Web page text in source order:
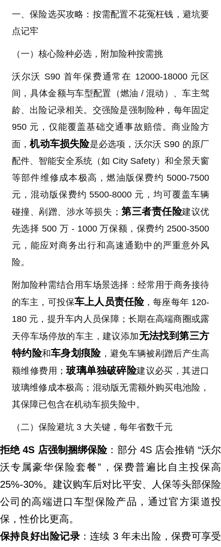
一、保险选买攻略：按需配置不花冤枉钱，避坑要
点记牢
（一）核心险种必选，附加险种按需挑
沃尔沃 S90 首年保费通常在 12000-18000 元区
间，具体金额与车型配置（燃油 / 混动）、车主驾
龄、出险记录相关。交强险是强制险种，每年固定
950 元，仅能覆盖基础交通事故赔偿。商业险方
面，机动车损失险是必选项，沃尔沃 S90 的原厂
配件、智能安全系统（如 City Safety）和全景天窗
等部件维修成本极高，燃油版保费约 5000-7500
元，混动版保费约 5500-8000 元，均可覆盖车辆
碰撞、剐蹭、涉水等损失； 第三者责任险建议优
先选择 500 万 - 1000 万保额，保费约 2500-3500
元，能应对商务出行和高速通勤中的严重意外风
险。
附加险种需结合用车场景选择：经常用于商务接待
的车主，可投保车上人员责任险，每座每年 120-
180 元，提升车内人员保障；长期在高端商圈或露
天停车场停放的车主，建议添加无法找到第三方
特约险和车身划痕险，避免车辆被剐蹭后产生高
额维修费用；玻璃单独破碎险建议必买，其进口
玻璃维修成本极高；混动版无需额外购买电池险，
其保障已包含在机动车损失险中。
（二）保险避坑 3 大关键，每年省数千元
拒绝 4S 店强制捆绑保险：部分 4S 店会推销 “沃尔
沃专属豪华保险套餐”，保费普遍比自主投保高
25%-30%。建议购车后对比平安、人保等头部保险
公司的高端进口车型保险产品，通过官方渠道投
保，性价比更高。
保持良好出险记录：连续 3 年未出险，保费可享受